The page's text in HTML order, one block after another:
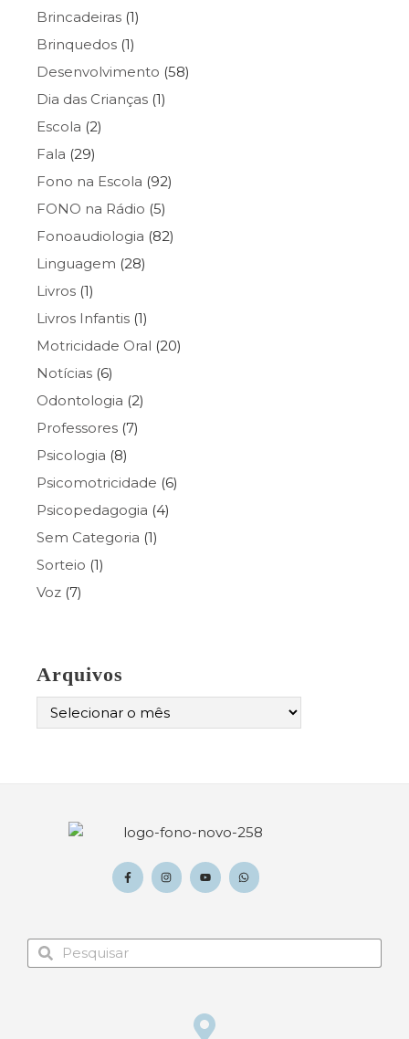
Brincadeiras (1)
Brinquedos (1)
Desenvolvimento (58)
Dia das Crianças (1)
Escola (2)
Fala (29)
Fono na Escola (92)
FONO na Rádio (5)
Fonoaudiologia (82)
Linguagem (28)
Livros (1)
Livros Infantis (1)
Motricidade Oral (20)
Notícias (6)
Odontologia (2)
Professores (7)
Psicologia (8)
Psicomotricidade (6)
Psicopedagogia (4)
Sem Categoria (1)
Sorteio (1)
Voz (7)
Arquivos